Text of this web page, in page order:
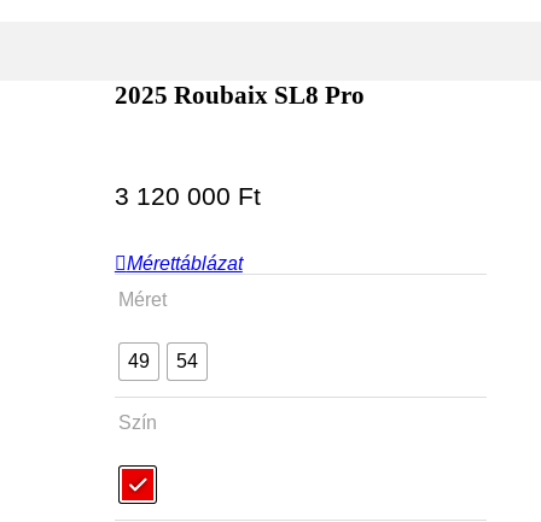
2025 Roubaix SL8 Pro
3 120 000 Ft
Mérettáblázat
Méret
49 54
Szín